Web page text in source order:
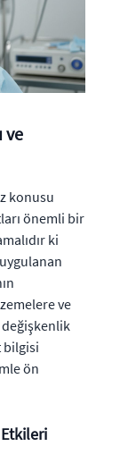
ve
konusu
önemli bir
ki
ve
bilgisi
ön